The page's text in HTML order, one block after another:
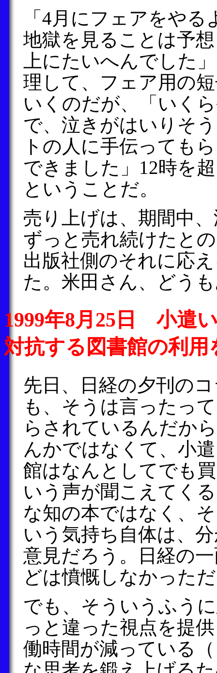
「4月にフェアをや
地獄を見ることは予
上にたいへんでした
理して、フェア用の
いくのだが、「いく
で、泣きがはいりそ
トの人に手伝っても
できました」12時を
ということだ。
売り上げは、期間中
ずっと売れ続けたと
出版社側のそれに応
た。米田さん、どう
1999年8月25日 小遣
対抗する図書館の利用
先日、日経の夕刊の
も、そうは言ったっ
らされているんだか
んかではなくて、小
館はなんとしてでも
いう声が聞こえてく
な知の本ではなく、
いう気持ち自体は、
意見だろう。日経の
どは憤慨しなかった
でも、そういうふう
っと違った視点を提
働時間が減っている